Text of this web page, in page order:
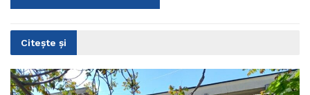
Citește și